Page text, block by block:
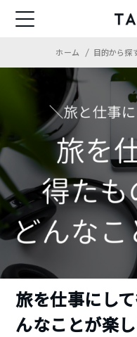
ホーム 目的から探
旅を仕事にし
んなことが楽